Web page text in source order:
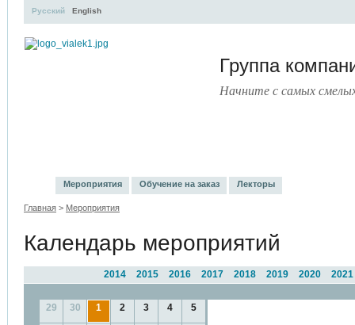
Группа
Начните с самых
Русский English
Мероприятия Обучение на заказ Лекторы
Главная > Мероприятия
Календарь мероприятий
2021
2020
2019
2018
2017
2016
2015
2014
29 30 1 2 3 4 5